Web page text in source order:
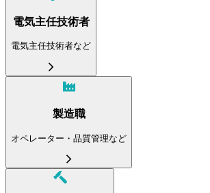
電気主任技術者
電気主任技術者など
製造職
オペレーター・品質管理など